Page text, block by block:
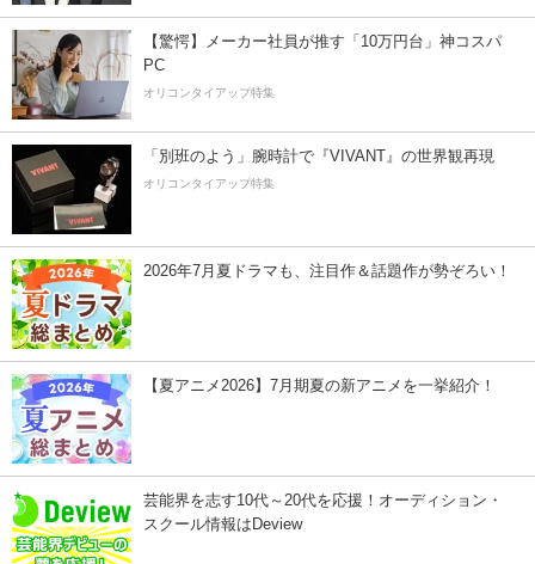
【驚愕】メーカー社員が推す「10万円台」神コスパ
PC
オリコンタイアップ特集
「別班のよう」腕時計で『VIVANT』の世界観再現
オリコンタイアップ特集
2026年7月夏ドラマも、注目作＆話題作が勢ぞろい！
【夏アニメ2026】7月期夏の新アニメを一挙紹介！
芸能界を志す10代～20代を応援！オーディション・
スクール情報はDeview